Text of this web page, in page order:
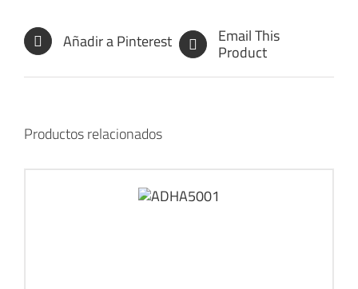
Añadir a Pinterest Email This
Product
Productos relacionados